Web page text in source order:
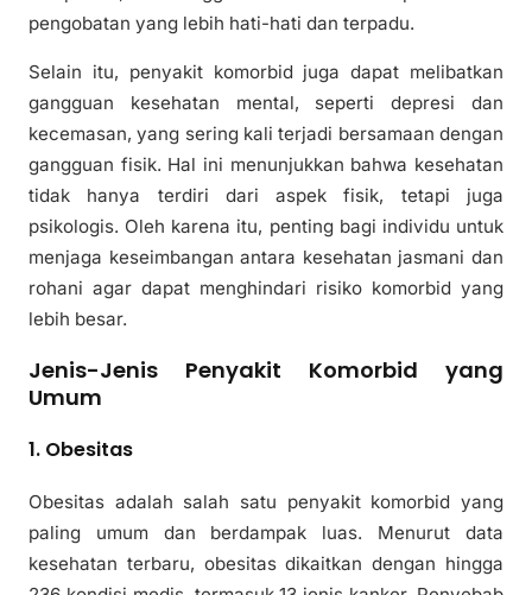
pengobatan yang lebih hati-hati dan terpadu.
Selain itu, penyakit komorbid juga dapat melibatkan
gangguan kesehatan mental, seperti depresi dan
kecemasan, yang sering kali terjadi bersamaan dengan
gangguan fisik. Hal ini menunjukkan bahwa kesehatan
tidak hanya terdiri dari aspek fisik, tetapi juga
psikologis. Oleh karena itu, penting bagi individu untuk
menjaga keseimbangan antara kesehatan jasmani dan
rohani agar dapat menghindari risiko komorbid yang
lebih besar.
Jenis-Jenis Penyakit Komorbid yang
Umum
1. Obesitas
Obesitas adalah salah satu penyakit komorbid yang
paling umum dan berdampak luas. Menurut data
kesehatan terbaru, obesitas dikaitkan dengan hingga